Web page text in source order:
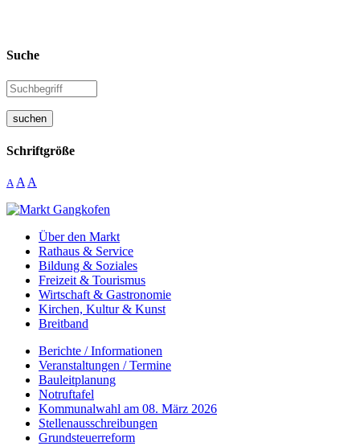
Suche
suchen
Schriftgröße
A A A
Über den Markt
Rathaus & Service
Bildung & Soziales
Freizeit & Tourismus
Wirtschaft & Gastronomie
Kirchen, Kultur & Kunst
Breitband
Berichte / Informationen
Veranstaltungen / Termine
Bauleitplanung
Notruftafel
Kommunalwahl am 08. März 2026
Stellenausschreibungen
Grundsteuerreform